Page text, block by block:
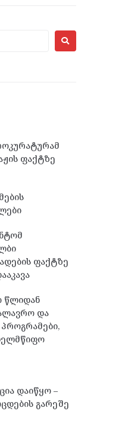
ფაქტზე
ფაქტზე
წლიდან
და
დაიწყო –
გარეშე